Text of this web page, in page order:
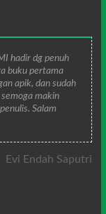
hadir dg penuh
buku pertama
apik, dan sudah
makin
Salam
Evi Endah Saputri